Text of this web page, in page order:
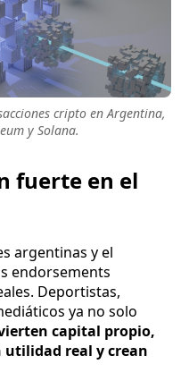
cripto en Argentina,
y Solana.
fuerte en el
argentinas y el
endorsements
Deportistas,
ya no solo
capital propio,
utilidad real y crean